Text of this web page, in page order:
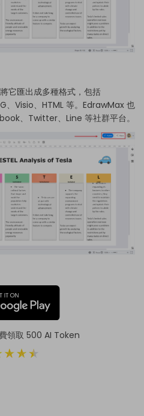
它匯出成多種格式，包括
Visio、HTML 等。EdrawMax 也
、Twitter、Line 等社群平台。
領取 500 AI Token